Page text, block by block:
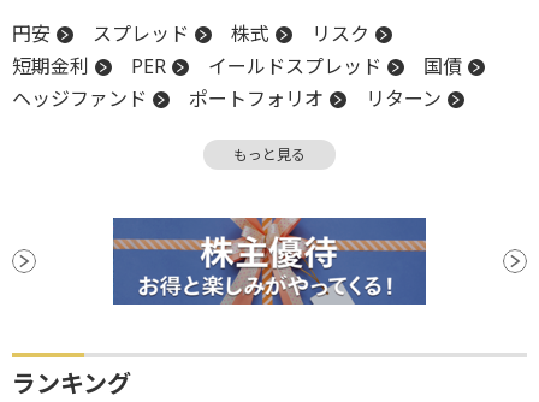
円安 スプレッド 株式
リスク
短期金利
PER イールドスプレッド
国債
ヘッジファンド
ポートフォリオ
リターン
外国人投資家
経常収支
材料
上場 デフレ
日銀
パフォーマンス
ファンド
もっと見る
ランキング